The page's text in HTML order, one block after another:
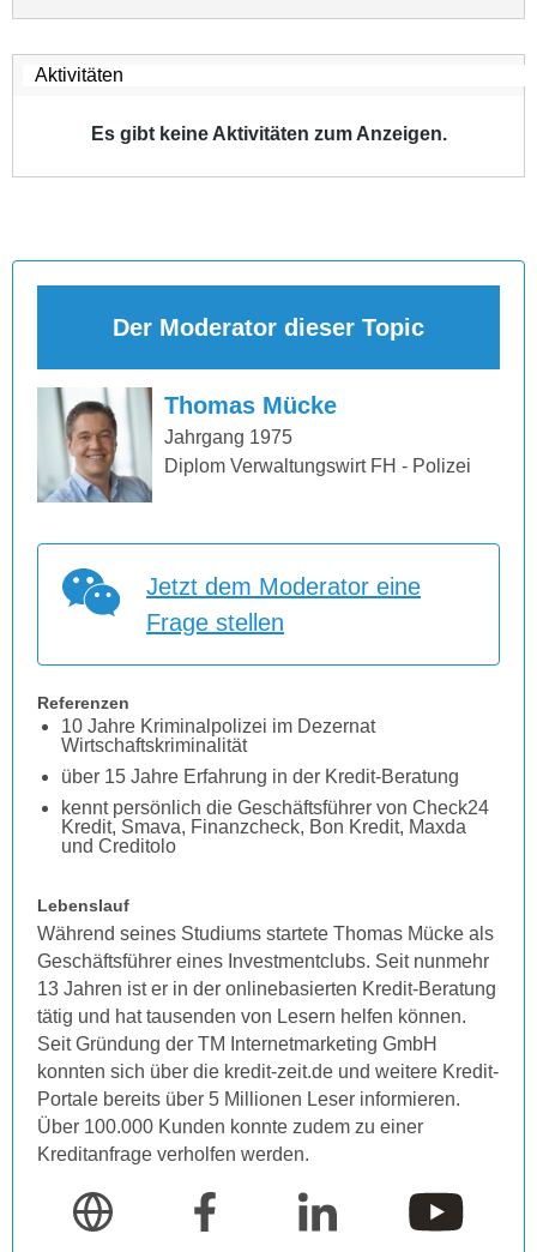
Es gibt keine Aktivitäten zum Anzeigen.
Der Moderator dieser Topic
Thomas Mücke
Jahrgang 1975
Diplom Verwaltungswirt FH - Polizei
Jetzt dem Moderator eine
Frage stellen
Referenzen
10 Jahre Kriminalpolizei im Dezernat
Wirtschaftskriminalität
über 15 Jahre Erfahrung in der Kredit-Beratung
kennt persönlich die Geschäftsführer von Check24
Kredit, Smava, Finanzcheck, Bon Kredit, Maxda
und Creditolo
Lebenslauf
Während seines Studiums startete Thomas Mücke als
Geschäftsführer eines Investmentclubs. Seit nunmehr
13 Jahren ist er in der onlinebasierten Kredit-Beratung
tätig und hat tausenden von Lesern helfen können.
Seit Gründung der TM Internetmarketing GmbH
konnten sich über die kredit-zeit.de und weitere Kredit-
Portale bereits über 5 Millionen Leser informieren.
Über 100.000 Kunden konnte zudem zu einer
Kreditanfrage verholfen werden.